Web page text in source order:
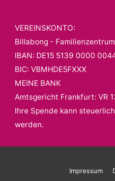
VEREINSKONTO:
Billabong - Familienzentrum
IBAN: DE15 5139 0000
BIC: VBMHDE5FXXX
MEINE BANK
Amtsgericht Frankfurt: VR
Ihre Spende kann
werden.
Impressum